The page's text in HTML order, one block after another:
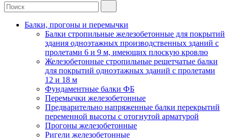
Балки, прогоны и перемычки
Балки стропильные железобетонные для покрытий
здания одноэтажных производственных зданий с
пролетами 6 и 9 м, имеющих плоскую кровлю
Железобетонные стропильные решетчатые балки
для покрытий одноэтажных зданий с пролетами
12 и 18 м
Фундаментные балки ФБ
Перемычки железобетонные
Предварительно напряженные балки перекрытий
переменной высоты с отогнутой арматурой
Прогоны железобетонные
Ригели железобетонные